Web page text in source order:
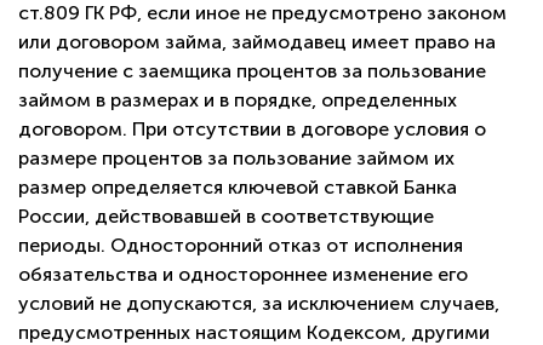
ст.809 ГК РФ, если иное не предусмотрено законом
или договором займа, займодавец имеет право на
получение с заемщика процентов за пользование
займом в размерах и в порядке, определенных
договором. При отсутствии в договоре условия о
размере процентов за пользование займом их
размер определяется ключевой ставкой Банка
России, действовавшей в соответствующие
периоды. Односторонний отказ от исполнения
обязательства и одностороннее изменение его
условий не допускаются, за исключением случаев,
предусмотренных настоящим Кодексом, другими